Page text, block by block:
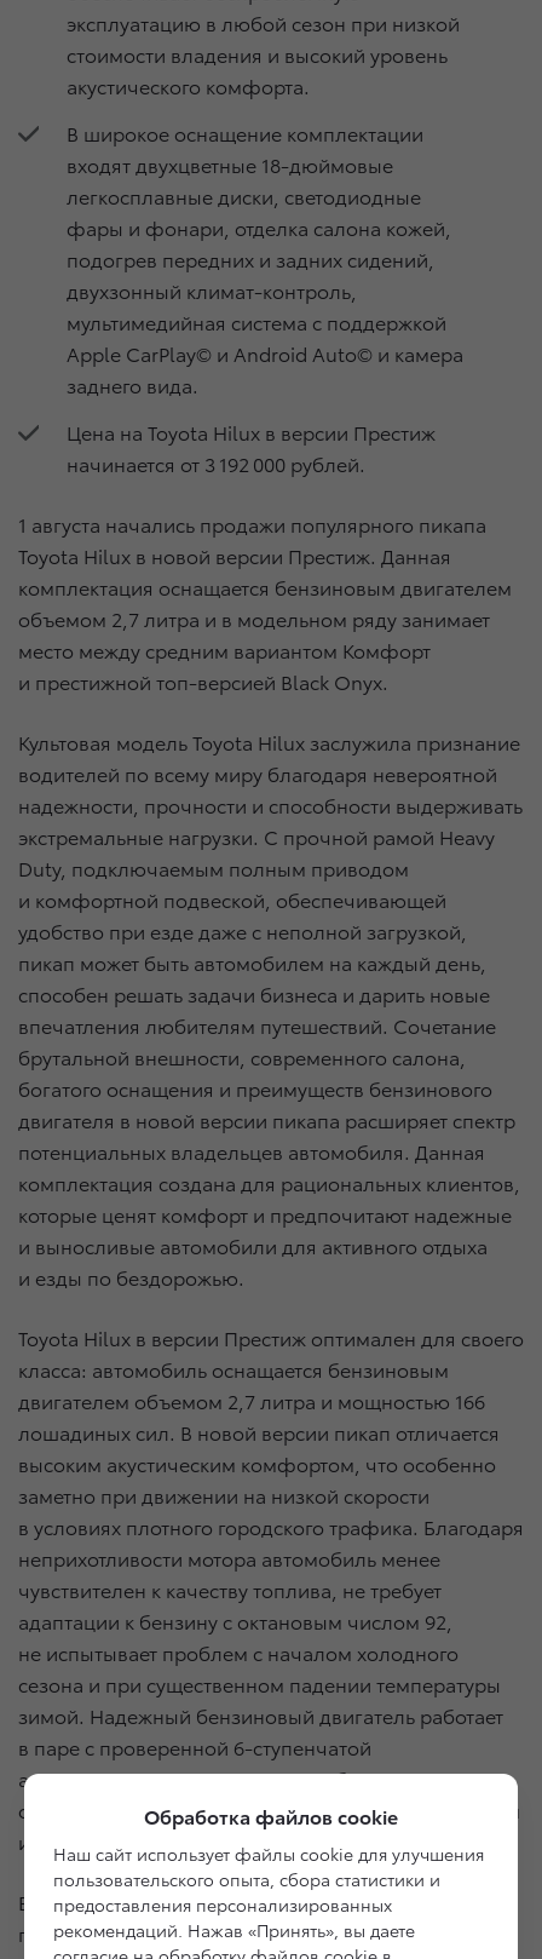
эксплуатацию в любой сезон при низкой
стоимости владения и высокий уровень
акустического комфорта.
В широкое оснащение комплектации
входят двухцветные 18-дюймовые
легкосплавные диски, светодиодные
фары и фонари, отделка салона кожей,
подогрев передних и задних сидений,
двухзонный климат-контроль,
мультимедийная система с поддержкой
Apple CarPlay© и Android Auto© и камера
заднего вида.
Цена на Toyota Hilux в версии Престиж
начинается от 3 192 000 рублей.
1 августа начались продажи популярного пикапа
Toyota Hilux в новой версии Престиж. Данная
комплектация оснащается бензиновым двигателем
объемом 2,7 литра и в модельном ряду занимает
место между средним вариантом Комфорт
и престижной топ-версией Black Onyx.
Культовая модель Toyota Hilux заслужила признание
водителей по всему миру благодаря невероятной
надежности, прочности и способности выдерживать
экстремальные нагрузки. С прочной рамой Heavy
Duty, подключаемым полным приводом
и комфортной подвеской, обеспечивающей
удобство при езде даже с неполной загрузкой,
пикап может быть автомобилем на каждый день,
способен решать задачи бизнеса и дарить новые
впечатления любителям путешествий. Сочетание
брутальной внешности, современного салона,
богатого оснащения и преимуществ бензинового
двигателя в новой версии пикапа расширяет спектр
потенциальных владельцев автомобиля. Данная
комплектация создана для рациональных клиентов,
которые ценят комфорт и предпочитают надежные
и выносливые автомобили для активного отдыха
и езды по бездорожью.
Toyota Hilux в версии Престиж оптимален для своего
класса: автомобиль оснащается бензиновым
двигателем объемом 2,7 литра и мощностью 166
лошадиных сил. В новой версии пикап отличается
высоким акустическим комфортом, что особенно
заметно при движении на низкой скорости
в условиях плотного городского трафика. Благодаря
неприхотливости мотора автомобиль менее
чувствителен к качеству топлива, не требует
адаптации к бензину с октановым числом 92,
не испытывает проблем с началом холодного
сезона и при существенном падении температуры
зимой. Надежный бензиновый двигатель работает
в паре с проверенной 6-ступенчатой
автоматической трансмиссией, обеспечивающей
оптимальную передачу крутящего момента колесам
и комфорт водителя.
Внешне новую версию пикапа можно отличить
по двухцветным легкосплавным колесным дискам
Обработка файлов cookie
Наш сайт использует файлы cookie для улучшения
пользовательского опыта, сбора статистики и
предоставления персонализированных
рекомендаций. Нажав «Принять», вы даете